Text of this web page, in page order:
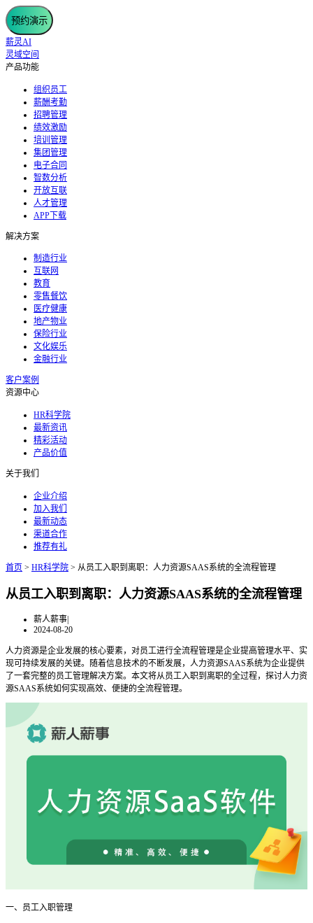
预约演示
薪灵AI
灵域空间
产品功能
组织员工
薪酬考勤
招聘管理
绩效激励
培训管理
集团管理
电子合同
智数分析
开放互联
人才管理
APP下载
解决方案
制造行业
互联网
教育
零售餐饮
医疗健康
地产物业
保险行业
文化娱乐
金融行业
客户案例
资源中心
HR科学院
最新资讯
精彩活动
产品价值
关于我们
企业介绍
加入我们
最新动态
渠道合作
推荐有礼
首页 > HR科学院 > 从员工入职到离职：人力资源SAAS系统的全流程管理
从员工入职到离职：人力资源SAAS系统的全流程管理
薪人薪事|
2024-08-20
人力资源是企业发展的核心要素，对员工进行全流程管理是企业提高管理水平、实
现可持续发展的关键。随着信息技术的不断发展，人力资源SAAS系统为企业提供
了一套完整的员工管理解决方案。本文将从员工入职到离职的全过程，探讨人力资
源SAAS系统如何实现高效、便捷的全流程管理。
一、员工入职管理